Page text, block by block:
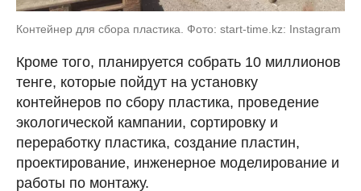
Контейнер для сбора пластика. Фото: start-time.kz: Instagram
Кроме того, планируется собрать 10 миллионов
тенге, которые пойдут на установку
контейнеров по сбору пластика, проведение
экологической кампании, сортировку и
переработку пластика, создание пластин,
проектирование, инженерное моделирование и
работы по монтажу.